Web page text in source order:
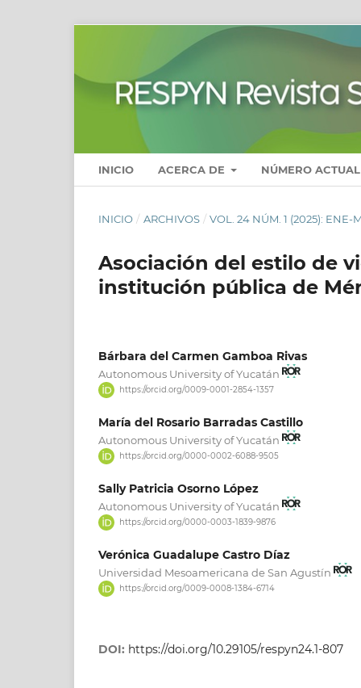
INICIO ACERCA DE NÚMERO ACTUAL
INICIO / ARCHIVOS / VOL. 24 NÚM. 1 (2025): ENE-
Asociación del estilo de
institución pública de
Bárbara del Carmen Gamboa Rivas
Autonomous University of Yucatán
https://orcid.org/0009-0001-2854-1357
María del Rosario Barradas Castillo
Autonomous University of Yucatán
https://orcid.org/0000-0002-6088-9505
Sally Patricia Osorno López
Autonomous University of Yucatán
https://orcid.org/0000-0003-1839-9876
Verónica Guadalupe Castro Díaz
Universidad Mesoamericana de San Agustín
https://orcid.org/0009-0008-1384-6714
DOI: https://doi.org/10.29105/respyn24.1-807